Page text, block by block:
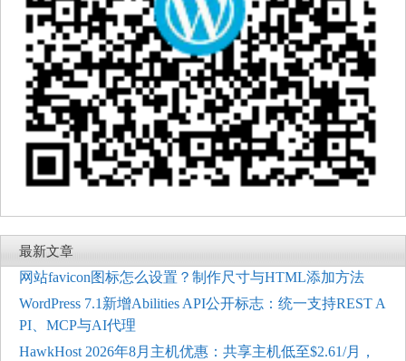
最新文章
网站favicon图标怎么设置？制作尺寸与HTML添加方法
WordPress 7.1新增Abilities API公开标志：统一支持REST A
PI、MCP与AI代理
HawkHost 2026年8月主机优惠：共享主机低至$2.61/月，